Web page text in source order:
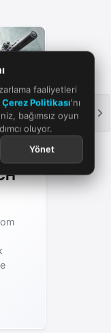
faaliyetleri
Çerez Politikası'nı
bağımsız oyun
oluyor.
Yönet